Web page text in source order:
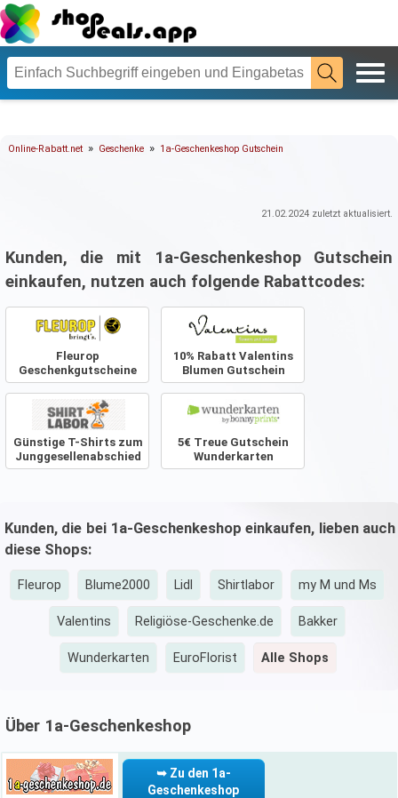
Online-Rabatt.net » Geschenke » 1a-Geschenkeshop Gutschein
21.02.2024 zuletzt aktualisiert.
Kunden, die mit 1a-Geschenkeshop Gutschein
einkaufen, nutzen auch folgende Rabattcodes:
Fleurop
Geschenkgutscheine
10% Rabatt Valentins
Blumen Gutschein
Günstige T-Shirts zum
Junggesellenabschied
5€ Treue Gutschein
Wunderkarten
Kunden, die bei 1a-Geschenkeshop einkaufen, lieben auch
diese Shops:
Fleurop Blume2000 Lidl Shirtlabor my M und Ms
Valentins Religiöse-Geschenke.de Bakker
Wunderkarten EuroFlorist Alle Shops
Über 1a-Geschenkeshop
➥ Zu den 1a-
Geschenkeshop